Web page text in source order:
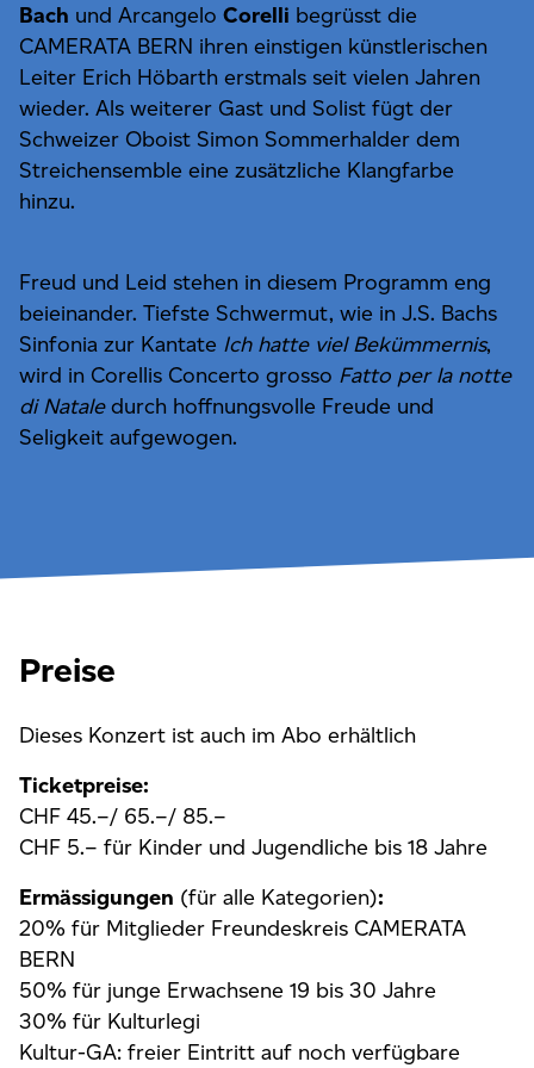
Bach und Arcangelo Corelli begrüsst die
CAMERATA BERN ihren einstigen künstlerischen
Leiter Erich Höbarth erstmals seit vielen Jahren
wieder. Als weiterer Gast und Solist fügt der
Schweizer Oboist Simon Sommerhalder dem
Streichensemble eine zusätzliche Klangfarbe
hinzu.
Freud und Leid stehen in diesem Programm eng
beieinander. Tiefste Schwermut, wie in J.S. Bachs
Sinfonia zur Kantate Ich hatte viel Bekümmernis,
wird in Corellis Concerto grosso Fatto per la notte
di Nataledurch hoffnungsvolle Freude und
Seligkeit aufgewogen.
Preise
Dieses Konzert ist auch im Abo erhältlich
Ticketpreise:
CHF 45.–/ 65.–/ 85.–
CHF 5.– für Kinder und Jugendliche bis 18 Jahre
Ermässigungen (für alle Kategorien):
20% für Mitglieder Freundeskreis CAMERATA
BERN
50% für junge Erwachsene 19 bis 30 Jahre
30% für Kulturlegi
Kultur-GA: freier Eintritt auf noch verfügbare